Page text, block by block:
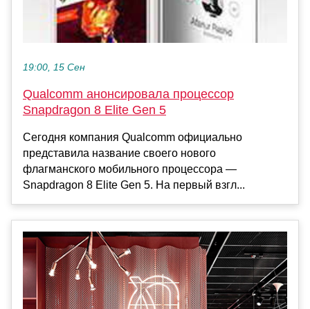
19:00, 15 Сен
Qualcomm анонсировала процессор
Snapdragon 8 Elite Gen 5
Сегодня компания Qualcomm официально
представила название своего нового
флагманского мобильного процессора —
Snapdragon 8 Elite Gen 5. На первый взгл...